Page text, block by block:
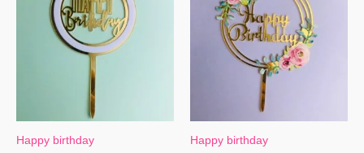
Happy birthday Happy birthday